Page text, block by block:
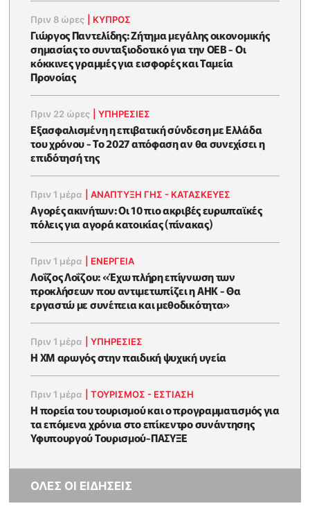
Πριν 8 ώρες ΚΥΠΡΟΣ
Γιώργος Παντελίδης: Ζήτημα μεγάλης οικονομικής
σημασίας το συνταξιοδοτικό για την ΟΕΒ - Οι
κόκκινες γραμμές για εισφορές και Ταμεία
Προνοίας
Πριν 22 ώρες |ΥΠΗΡΕΣΙΕΣ
Εξασφαλισμένη η επιβατική σύνδεση με Ελλάδα
του χρόνου - Το 2027 απόφαση αν θα συνεχίσει η
επιδότησή της
Πριν 1 μέρα |ΑΝΑΠΤΥΞΗ ΓΗΣ - ΚΑΤΑΣΚΕΥΕΣ
Αγορές ακινήτων: Οι 10 πιο ακριβές ευρωπαϊκές
πόλεις για αγορά κατοικίας (πίνακας)
Πριν 1 μέρα ΕΝΈΡΓΕΙΑ
Λοΐζος Λοΐζου: «Έχω πλήρη επίγνωση των
προκλήσεων που αντιμετωπίζει η ΑΗΚ - Θα
εργαστώ με συνέπεια και μεθοδικότητα»
Πριν 1 μέρα |ΥΠΗΡΕΣΙΕΣ
Η XM αρωγός στην παιδική ψυχική υγεία
Πριν 1 μέρα |ΤΟΥΡΙΣΜΟΣ - ΕΣΤΙΑΣΗ
Η πορεία του τουρισμού και ο προγραμματισμός για
τα επόμενα χρόνια στο επίκεντρο συνάντησης
Υφυπουργού Τουρισμού-ΠΑΣΥΞΕ
ΟΛΕΣ ΟΙ ΕΙΔΗΣΕΙΣ